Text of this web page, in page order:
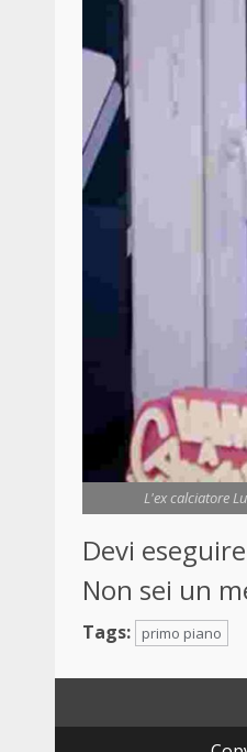
L'ex calciatore
Devi
Non sei un
Tags: primo piano